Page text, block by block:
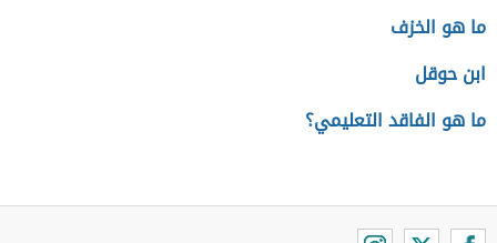
ما هو الخزف
ابن حوقل
ما هو الفاقد التعليمي؟